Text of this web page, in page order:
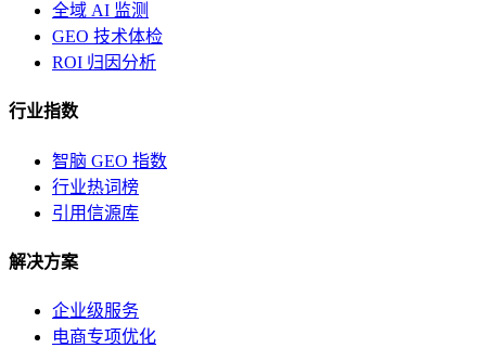
全域 AI 监测
GEO 技术体检
ROI 归因分析
行业指数
智脑 GEO 指数
行业热词榜
引用信源库
解决方案
企业级服务
电商专项优化